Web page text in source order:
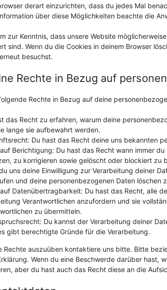
derart einzurichten, dass du jedes Mal
über diese Möglichkeiten beachte die
zur Kenntnis, dass unsere Website
sind. Wenn du die Cookies in deinem Browser
besuchst.
Rechte in Bezug auf
Rechte in Bezug auf deine
das Recht zu erfahren, warum deine
lange sie aufbewahrt werden.
Du hast das Recht deine uns bekannten
Berichtigung: Du hast das Recht wann immer
zu korrigieren sowie gelöscht oder blockiert zu
uns deine Einwilligung zur Verarbeitung deiner
und deine personenbezogenen Daten löschen
Datenübertragbarkeit: Du hast das Recht, alle
Verantwortlichen anzufordern und sie
zu übermitteln.
Du kannst der Verarbeitung deiner
gibt berechtigte Gründe für die Verarbeitung.
Rechte auszuüben kontaktiere uns bitte. Bitte
Wenn du eine Beschwerde darüber hast,
aber du hast auch das Recht diese an die